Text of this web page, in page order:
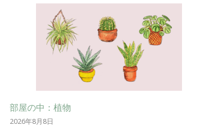
部屋の中：植物
2026年8月8日